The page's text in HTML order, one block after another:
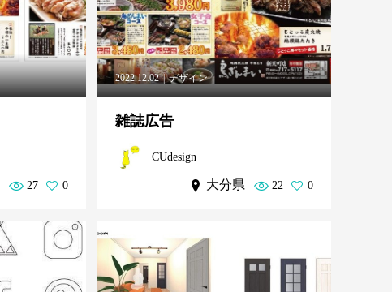
27 0
2022.12.02 デザイン
雑誌広告
CUdesign
大分県 22 0